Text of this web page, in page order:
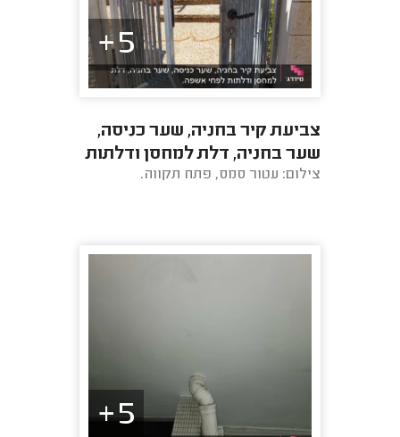
5+
צביעת קיר בחניה, שער כניסה,
שער בחניה, דלת למחסן ודלתות
לפחי אשפה.
צילום: עטור סמס, פתח תקווה.
5+